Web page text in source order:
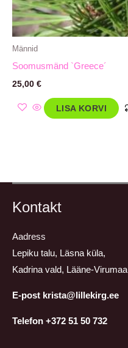
Männid
Soomusmänd `Greece´
25,00 €
LISA KORVI
Kontakt
Aadress
Lepiku talu, Läsna küla,
Kadrina vald, Lääne-Virumaa
E-post krista@lillekirg.ee
Telefon +372 51 50 732